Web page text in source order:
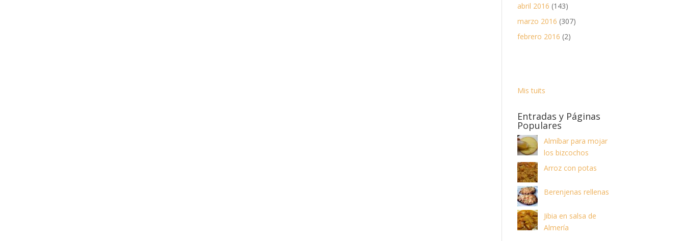
abril 2016 (143)
marzo 2016 (307)
febrero 2016 (2)
Mis tuits
Entradas y Páginas
Populares
Almíbar para mojar
los bizcochos
Arroz con potas
Berenjenas rellenas
Jibia en salsa de
Almería